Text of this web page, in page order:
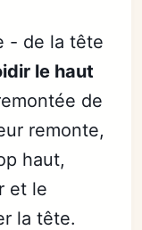
- de la tête
le haut
de
remonte,
haut,
et le
la tête.